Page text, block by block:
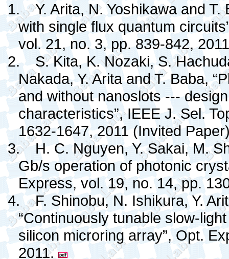
1.
Y. Arita, N. Yoshikawa and
with single flux quantum
vol. 21, no. 3, pp. 839-842,
2.
S. Kita, K. Nozaki, S.
Nakada, Y. Arita and T. Baba,
and without nanoslots ---
characteristics”, IEEE J. Sel.
1632-1647, 2011 (Invited
3.
H. C. Nguyen, Y. Sakai, M.
Gb/s operation of photonic
Express, vol. 19, no. 14, pp.
4.
F. Shinobu, N. Ishikura, Y.
“Continuously tunable slow-
silicon microring array”, Opt.
2011.